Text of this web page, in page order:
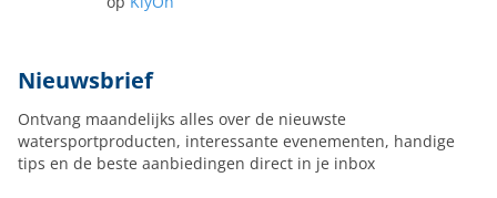
Nieuwsbrief
Ontvang maandelijks alles over de nieuwste
watersportproducten, interessante evenementen, handige
tips en de beste aanbiedingen direct in je inbox